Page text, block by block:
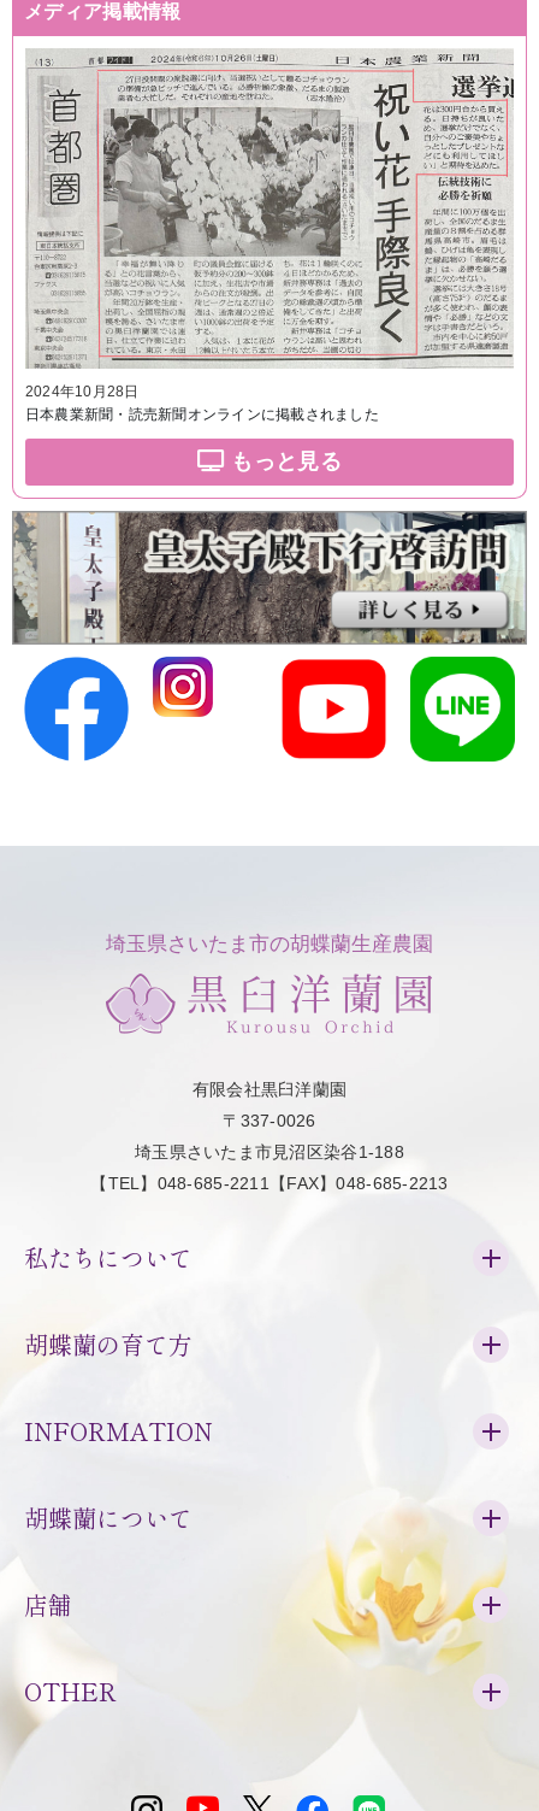
メディア掲載情報
2024年10月28日
日本農業新聞・読売新聞オンラインに掲載されました
もっと見る
埼玉県さいたま市の胡蝶蘭生産農園
有限会社黒臼洋蘭園
〒337-0026
埼玉県さいたま市見沼区染谷1-188
【TEL】048-685-2211【FAX】048-685-2213
私たちについて
胡蝶蘭の育て方
INFORMATION
胡蝶蘭について
店舗
OTHER